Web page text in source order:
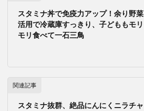
スタミナ丼で免疫力アップ！余り野菜
活用で冷蔵庫すっきり、子どももモリ
モリ食べて一石三鳥
関連記事
スタミナ抜群、絶品にんにくニラチャ